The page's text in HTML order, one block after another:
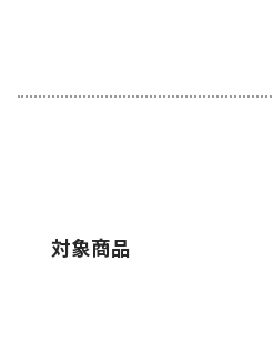
対象商品